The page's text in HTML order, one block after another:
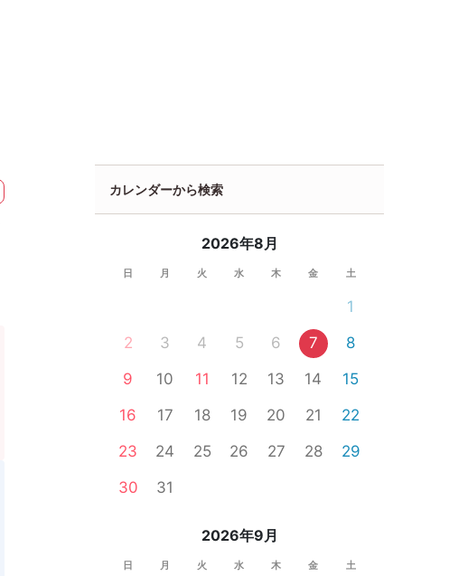
カレンダーから検索
2026年8月
日 月 火 水 木 金 土
1
2
3 4 5 6 7
8
9
10 11 12 13 14
15
16
17 18 19 20 21
22
23
24 25 26 27 28
29
30
31
2026年9月
日 月 火 水 木 金 土